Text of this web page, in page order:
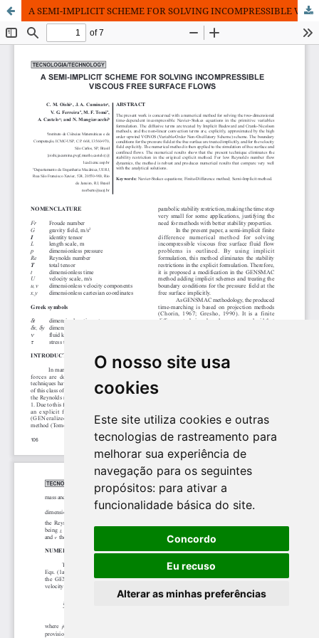
O nosso site usa
cookies
Este site utiliza cookies e outras
tecnologias de rastreamento para
melhorar sua experiência de
navegação para os seguintes
propósitos: para ativar a
funcionalidade básica do site.
Concordo
Eu recuso
Alterar as minhas preferências
A SEMI-IMPLICIT SCHEME FOR SOLVING INCOMPRESSIBLE VISCOUS FREE SURFACE FLOWS